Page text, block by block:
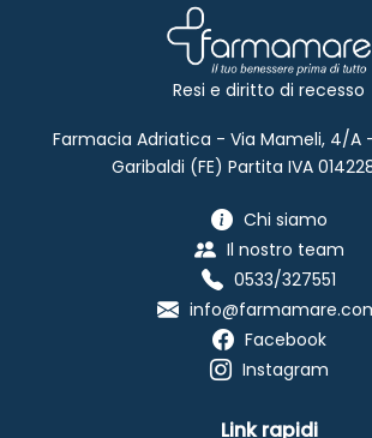
Resi e diritto di recesso
Farmacia Adriatica - Via Mameli, 4/A
Garibaldi (FE) Partita IVA
Chi siamo
Il nostro team
0533/327551
Facebook
Instagram
Link rapidi